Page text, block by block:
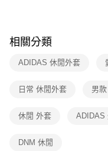
※ 交易是否成功請以「
是否繳費成功／繳費後需取消
客戶支援中心」https://
１．透過由恩沛科技股份有
權轉讓予恩沛科技股份有限
３．未成年的使用者請事先
相關分類
ADIDAS 休閒外套
日常 休閒外套 男
休閒 外套 ADIDAS
DNM 休閒